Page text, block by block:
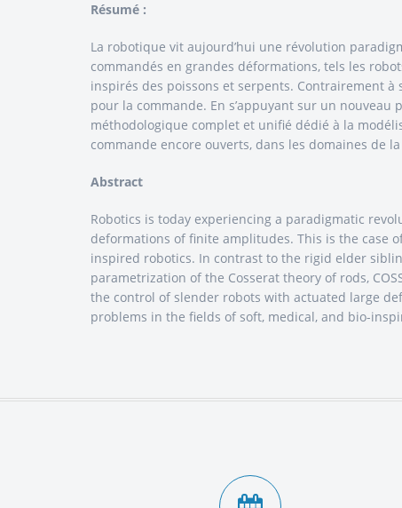
Résumé :
La robotique vit aujourd’hui une révolution
commandés en grandes déformations, tels les
inspirés des poissons et serpents. Contrairement
pour la commande. En s’appuyant sur un
méthodologique complet et unifié dédié à la
commande encore ouverts, dans les domaines de
Abstract
Robotics is today experiencing a paradigmatic
deformations of finite amplitudes. This is the case
inspired robotics. In contrast to the rigid elder
parametrization of the Cosserat theory of rods,
the control of slender robots with actuated large
problems in the fields of soft, medical, and bio-